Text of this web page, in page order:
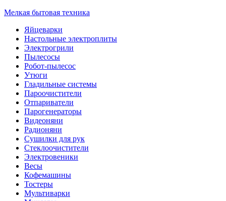
Мелкая бытовая техника
Яйцеварки
Настольные электроплиты
Электрогрили
Пылесосы
Робот-пылесос
Утюги
Гладильные системы
Пароочистители
Отпариватели
Парогенераторы
Видеоняни
Радионяни
Сушилки для рук
Стеклоочистители
Электровеники
Весы
Кофемашины
Тостеры
Мультиварки